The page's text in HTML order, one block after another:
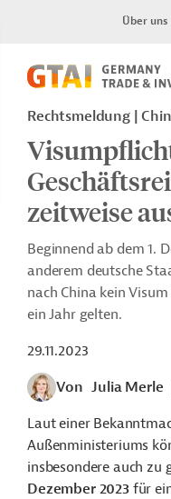
Über uns
Rechtsmeldung |
zeitweise
Beginnend ab dem 1.
anderem deutsche
nach China kein
ein Jahr gelten.
29.11.2023
Von Julia Merle
Laut einer
Außenministeriums
insbesondere auch zu
Dezember 2023für